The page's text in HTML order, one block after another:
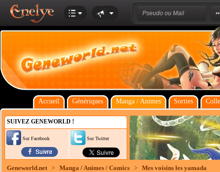
Accueil Génériques Manga / Animes Sorties
SUIVEZ GENEWORLD !
Sur Facebook Sur Twitter
Geneworld.net > Manga / Animes / Comics > Mes voisins les yamada